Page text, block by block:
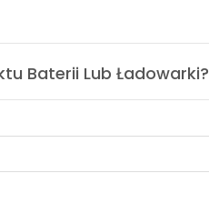
Baterii Lub Ładowarki?